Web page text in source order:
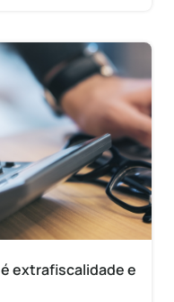
extrafiscalidade e